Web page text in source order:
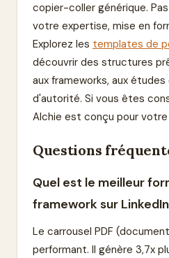
copier-coller générique.
votre expertise, mise en
Explorez les templates de
découvrir des structures
aux frameworks, aux
d'autorité. Si vous êtes
Alchie est conçu pour
Questions
Quel est le meilleur
framework sur
Le carrousel PDF
performant. Il génère 3,7x